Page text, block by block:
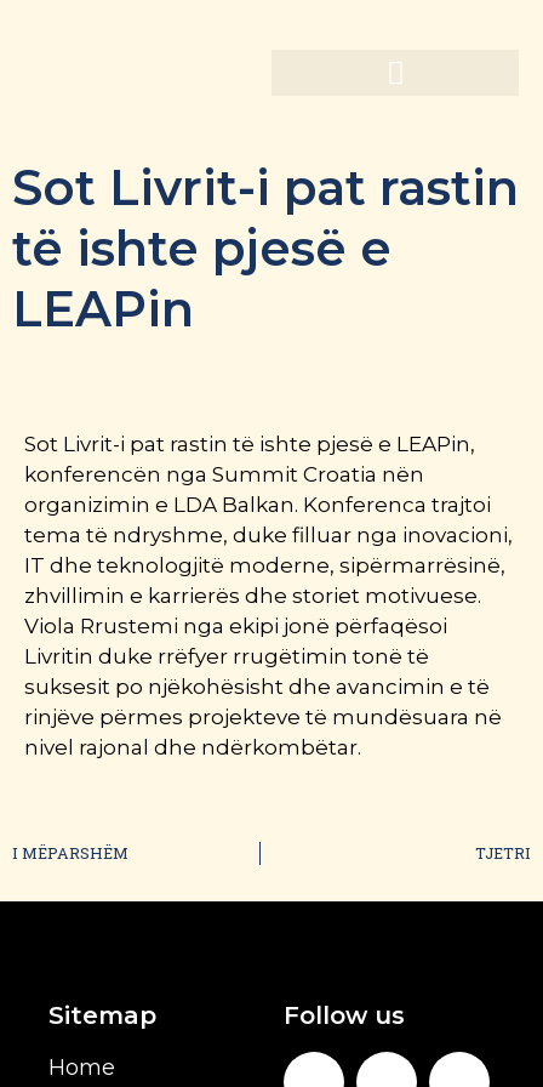
Sot Livrit-i pat rastin
të ishte pjesë e
LEAPin
Sot Livrit-i pat rastin të ishte pjesë e LEAPin,
konferencën nga Summit Croatia nën
organizimin e LDA Balkan. Konferenca trajtoi
tema të ndryshme, duke filluar nga inovacioni,
IT dhe teknologjitë moderne, sipërmarrësinë,
zhvillimin e karrierës dhe storiet motivuese.
Viola Rrustemi nga ekipi jonë përfaqësoi
Livritin duke rrëfyer rrugëtimin tonë të
suksesit po njëkohësisht dhe avancimin e të
rinjëve përmes projekteve të mundësuara në
nivel rajonal dhe ndërkombëtar.
I MËPARSHËM TJETRI
Sitemap
Home
Follow us